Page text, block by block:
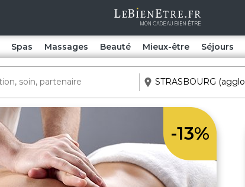
Spas Massages Beauté Mieux-être Séjours
-13%